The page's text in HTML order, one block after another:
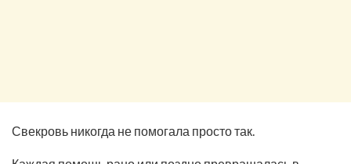
Свекровь никогда не помогала просто так.